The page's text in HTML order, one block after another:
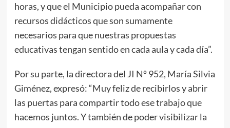
horas, y que el Municipio pueda acompañar con
recursos didácticos que son sumamente
necesarios para que nuestras propuestas
educativas tengan sentido en cada aula y cada día”.
Por su parte, la directora del JI Nº 952, María Silvia
Giménez, expresó: “Muy feliz de recibirlos y abrir
las puertas para compartir todo ese trabajo que
hacemos juntos. Y también de poder visibilizar la